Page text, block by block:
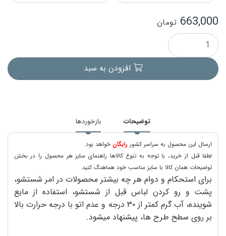
663,000 تومان
افزودن به سبد
توضیحات بازخوردها
ارسال این محصول به سراسر کشور رایگانخواهد بود.
لطفا قبل از خرید، با توجه به تنوع کالاها راهنمای سایز هر محصول را در بخش
توضیحات همان کالا با سایز مناسب خود هماهنگ کنید.
برای استحکام و دوام هر چه بیشتر محصولات در امر شستشو،
پشت و رو کردن لباس قبل از شستشو، استفاده از مایع
شوینده، آب گرم کمتر از ۳۰ درجه و عدم اتو با درجه حرارت بالا
بر روی سطح طرح ها، پیشنهاد میشود.